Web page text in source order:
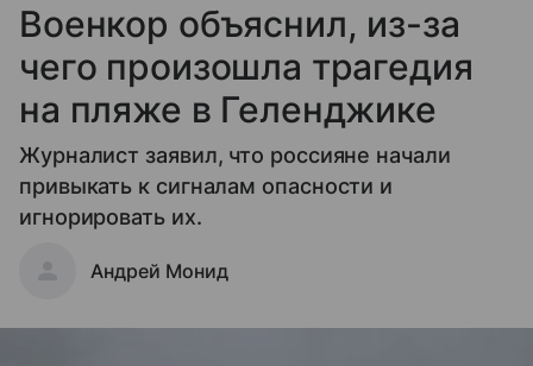
Военкор объяснил, из-за
чего произошла трагедия
на пляже в Геленджике
Журналист заявил, что россияне начали
привыкать к сигналам опасности и
игнорировать их.
Андрей Монид